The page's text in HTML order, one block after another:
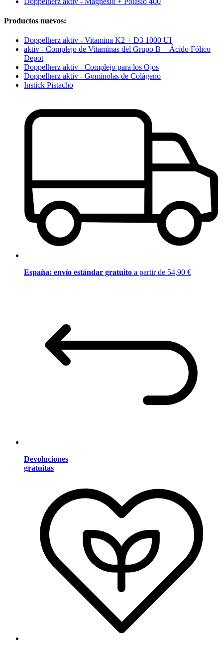
Productos nuevos:
Doppelherz aktiv - Vitamina K2 + D3 1000 UI
aktiv - Complejo de Vitaminas del Grupo B + Ácido Fólico
Depot
Doppelherz aktiv - Complejo para los Ojos
Doppelherz aktiv - Gominolas de Colágeno
Instick Pistacho
España: envío estándar gratuito a partir de 54,90 €
Devoluciones
gratuitas